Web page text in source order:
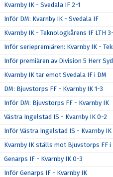
Kvarnby IK - Svedala IF 2-1
Inför DM: Kvarnby IK - Svedala IF
Kvarnby IK - Teknologkårens IF LTH
Inför seriepremiären: Kvarnby IK -
Inför premiären av Division 5 Herr
Kvarnby IK tar emot Svedala IF i DM
DM: Bjuvstorps FF - Kvarnby IK 1-3
Inför DM: Bjuvstorps FF - Kvarnby IK
Västra Ingelstad IS - Kvarnby IK 0-2
Inför Västra Ingelstad IS - Kvarnby IK
Kvarnby IK ställs mot Bjuvstorps FF
Genarps IF - Kvarnby IK 0-3
Inför Genarps IF - Kvarnby IK